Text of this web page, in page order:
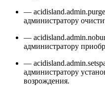
—
администратору
—
администратору
—
администратору
возрождения.